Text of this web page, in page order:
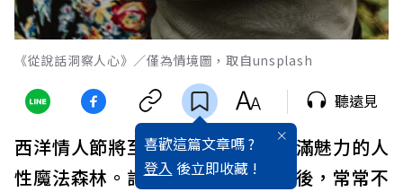
《從說話洞察人心》／僅為情境圖，取自unsplash
喜歡這篇文章嗎 ?
登入 後立即收藏 !
聽遠見
西洋情人節將至：愛情宛如一座充滿魅力的人
性魔法森林。許多人踏入這片森林後，常常不